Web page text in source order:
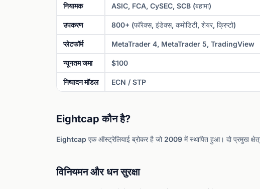
नियामक ASIC, FCA, CySEC, SCB (बहामा)
उपकरण 800+ (फॉरेक्स, इंडेक्स, कमोडिटी, शेयर, क्रिप्टो)
प्लेटफॉर्म MetaTrader 4, MetaTrader 5, TradingView
न्यूनतम जमा $100
निष्पादन मॉडल ECN / STP
Eightcap कौन है?
Eightcap एक ऑस्ट्रेलियाई ब्रोकर है जो 2009 में स्थापित हुआ। दो प्रमुख
विनियमन और धन सुरक्षा